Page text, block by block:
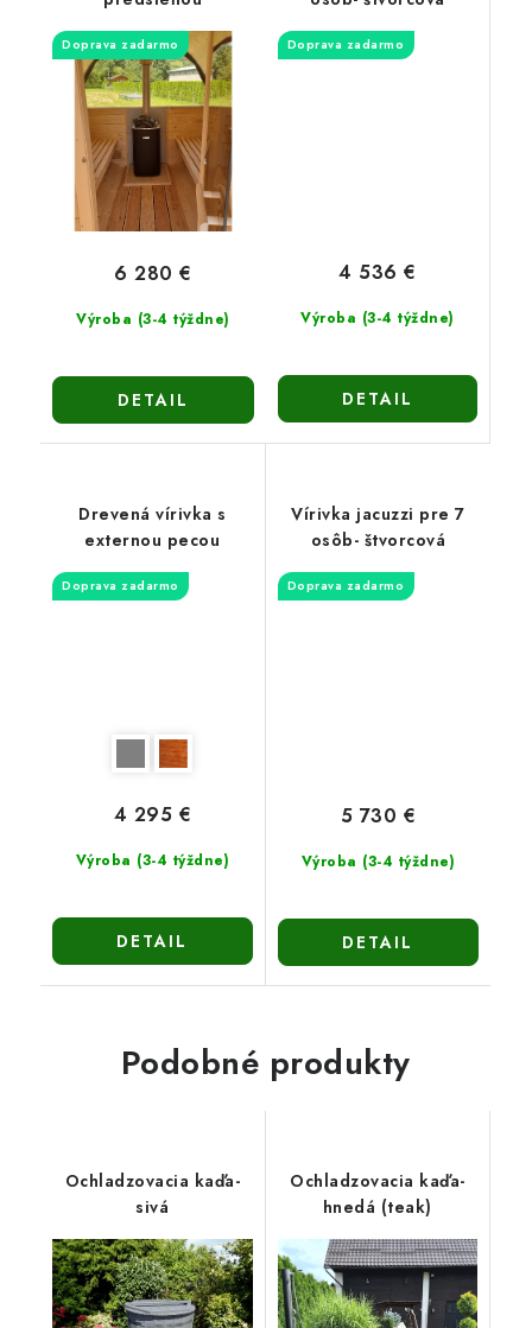
Doprava zadarmo
Výroba (3-4 týždne)
6 280 €
DETAIL
Doprava zadarmo
Výroba (3-4 týždne)
4 536 €
DETAIL
Drevená vírivka s
externou pecou
Doprava zadarmo
Výroba (3-4 týždne)
4 295 €
DETAIL
Vírivka jacuzzi pre 7
osôb- štvorcová
Doprava zadarmo
Výroba (3-4 týždne)
5 730 €
DETAIL
Podobné produkty
Ochladzovacia kaďa-
sivá
Ochladzovacia kaďa-
hnedá (teak)